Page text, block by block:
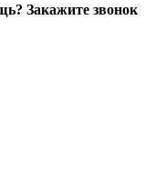
Закажите звонок